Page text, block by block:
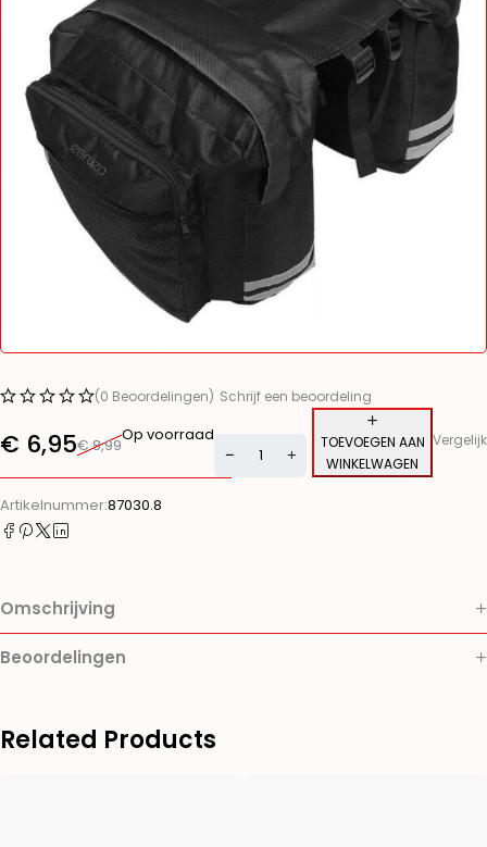
(0 Beoordelingen) Schrijf een beoordeling
€8,99
€ 6,95 Op voorraad
TOEVOEGEN AAN
WINKELWAGEN
Alternative:
Vergelijk
Artikelnummer:87030.8
Omschrijving
Beoordelingen
Related Products